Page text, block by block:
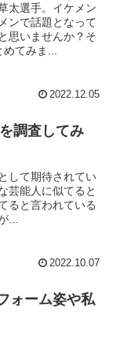
太選手。イケメン
ンで話題となって
思いませんか？そ
てみま...
2022.12.05
調査してみ
して期待されてい
芸能人に似てると
ると言われている
...
2022.10.07
ォーム姿や私